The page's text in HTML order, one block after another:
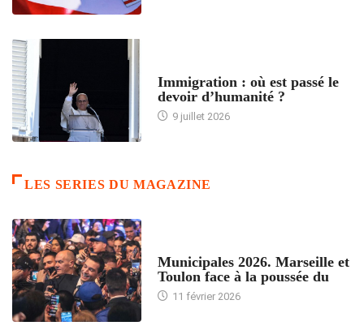
Immigration : où est passé le
devoir d’humanité ?
9 juillet 2026
LES SERIES DU MAGAZINE
Municipales 2026. Marseille et
Toulon face à la poussée du
11 février 2026